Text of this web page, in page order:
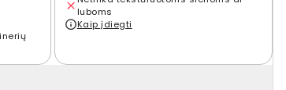
luboms
Kaip įdiegti